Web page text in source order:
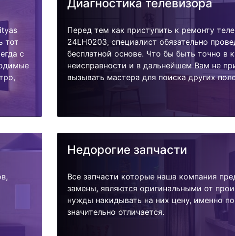
тот
с
Диагностика телевизора
Перед тем как приступить к ремонту
24LH0203, специалист обязательно
бесплатной основе. Что бы быть точно в
неисправности и в дальнейшем Вам не
вызывать мастера для поиска других
Недорогие запчасти
Все запчасти которые наша компания
замены, являются оригинальными от
нужды накидывать на них цену, именно
значительно отличается.